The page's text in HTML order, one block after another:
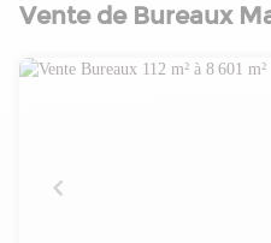
Vente de Bureaux